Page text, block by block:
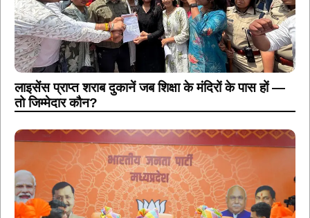
लाइसेंस प्राप्त शराब दुकानें जब शिक्षा के मंदिरों के पास हों —
तो जिम्मेदार कौन?